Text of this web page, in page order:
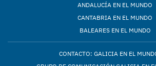
ANDALUCÍA EN EL MUNDO
CANTABRIA EN EL MUNDO
BALEARES EN EL MUNDO
CONTACTO: GALICIA EN EL